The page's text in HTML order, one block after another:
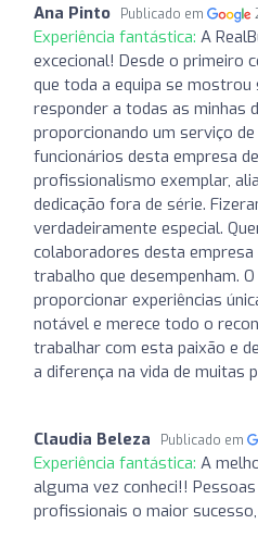
Ana Pinto Publicado em
Experiência fantástica: A
excecional! Desde o primeiro
que toda a equipa se mostrou
responder a todas as minhas
proporcionando um serviço de
funcionários desta empresa
profissionalismo exemplar,
dedicação fora de série.
verdadeiramente especial.
colaboradores desta
trabalho que desempenham.
proporcionar experiências
notável e merece todo o
trabalhar com esta paixão e
a diferença na vida de muitas
Claudia Beleza Publicado em
Experiência fantástica: A
alguma vez conheci!!
profissionais o maior